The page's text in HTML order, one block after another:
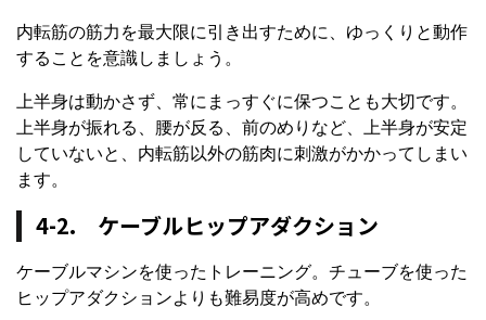
内転筋の筋力を最大限に引き出すために、ゆっくりと動作
することを意識しましょう。
上半身は動かさず、常にまっすぐに保つことも大切です。
上半身が振れる、腰が反る、前のめりなど、上半身が安定
していないと、内転筋以外の筋肉に刺激がかかってしまい
ます。
4-2. ケーブルヒップアダクション
ケーブルマシンを使ったトレーニング。チューブを使った
ヒップアダクションよりも難易度が高めです。